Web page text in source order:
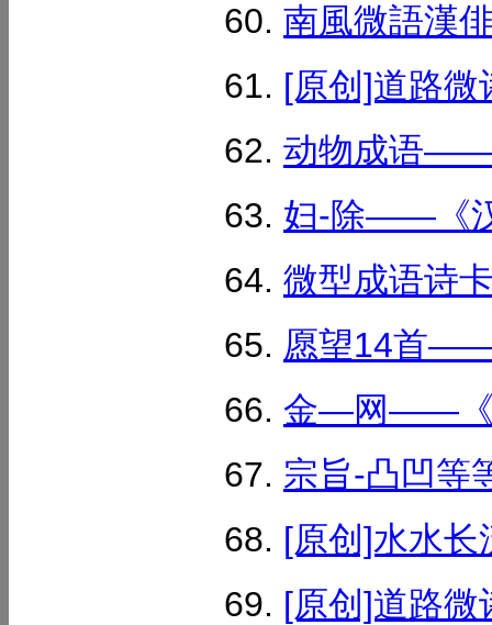
南風微語漢
[原创]道路
动物成语——
妇-除——《
微型成语诗
愿望14首——
金—网——《
宗旨-凸凹
[原创]水水
[原创]道路